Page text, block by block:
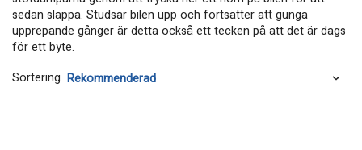
sedan släppa. Studsar bilen upp och fortsätter att gunga
upprepande gånger är detta också ett tecken på att det är dags
för ett byte.
Sortering